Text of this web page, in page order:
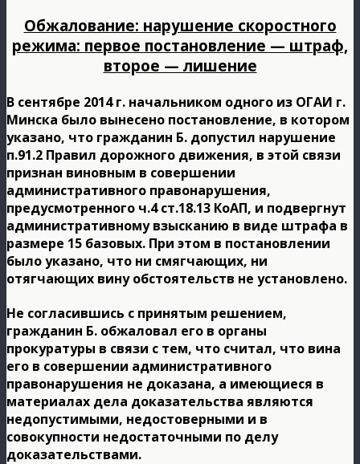
Обжалование: нарушение скоростного
режима: первое постановление — штраф,
второе — лишение
В сентябре 2014 г. начальником одного из ОГАИ г.
Минска было вынесено постановление, в котором
указано, что гражданин Б. допустил нарушение
п.91.2 Правил дорожного движения, в этой связи
признан виновным в совершении
административного правонарушения,
предусмотренного ч.4 ст.18.13 КоАП, и подвергнут
административному взысканию в виде штрафа в
размере 15 базовых. При этом в постановлении
было указано, что ни смягчающих, ни
отягчающих вину обстоятельств не установлено.
Не согласившись с принятым решением,
гражданин Б. обжаловал его в органы
прокуратуры в связи с тем, что считал, что вина
его в совершении административного
правонарушения не доказана, а имеющиеся в
материалах дела доказательства являются
недопустимыми, недостоверными и в
совокупности недостаточными по делу
доказательствами.